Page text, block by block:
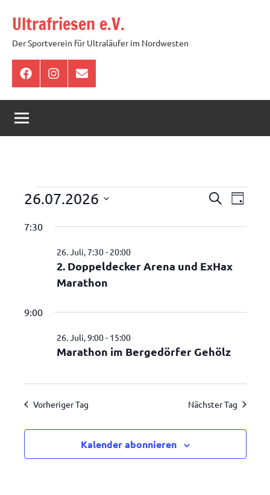
Inhalt
springen
Ultrafriesen e.V.
Der Sportverein für Ultraläufer im Nordwesten
FacebookInstagram
E-
Mail
Veranstaltungen
für
2026
Ansichten,
SucheTag
26.07.2026
wählen.
7:30
2. Doppeldecker Arena und ExHax
Marathon
26. Juli, 7:30- 20:00
9:00
Marathon im Bergedörfer Gehölz
26. Juli, 9:00- 15:00
Vorheriger Tag Nächster Tag
Kalender abonnieren